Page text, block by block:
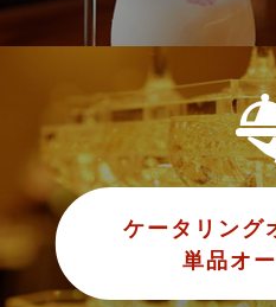
ケータリング
単品オ